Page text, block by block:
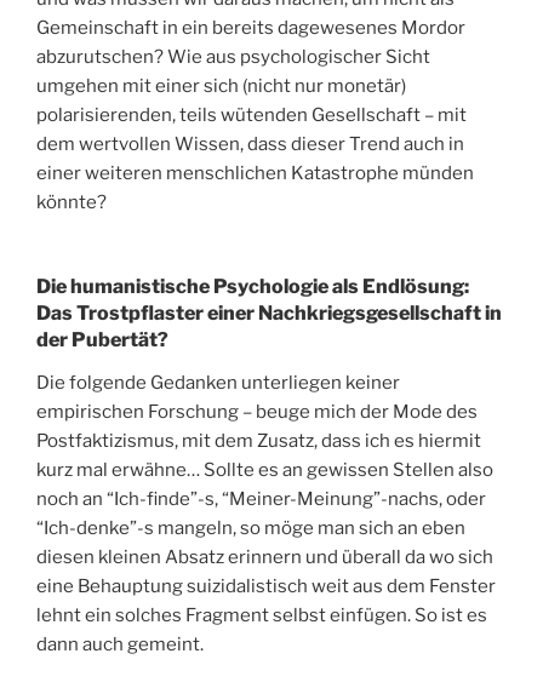
Gemeinschaft in ein bereits dagewesenes Mordor
abzurutschen? Wie aus psychologischer Sicht
umgehen mit einer sich (nicht nur monetär)
polarisierenden, teils wütenden Gesellschaft – mit
dem wertvollen Wissen, dass dieser Trend auch in
einer weiteren menschlichen Katastrophe münden
könnte?
Die humanistische Psychologie als Endlösung:
Das Trostpflaster einer Nachkriegsgesellschaft in
der Pubertät?
Die folgende Gedanken unterliegen keiner
empirischen Forschung – beuge mich der Mode des
Postfaktizismus, mit dem Zusatz, dass ich es hiermit
kurz mal erwähne… Sollte es an gewissen Stellen also
noch an “Ich-finde”-s, “Meiner-Meinung”-nachs, oder
“Ich-denke”-s mangeln, so möge man sich an eben
diesen kleinen Absatz erinnern und überall da wo sich
eine Behauptung suizidalistisch weit aus dem Fenster
lehnt ein solches Fragment selbst einfügen. So ist es
dann auch gemeint.